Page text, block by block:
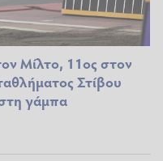
Μίλτο, 11ος στον
Στίβου
γάμπα